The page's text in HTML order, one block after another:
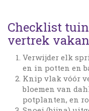
Checklist
vertrek
Verwijder elk
en in potten en
Knip vlak vóór
bloemen van
potplanten, en